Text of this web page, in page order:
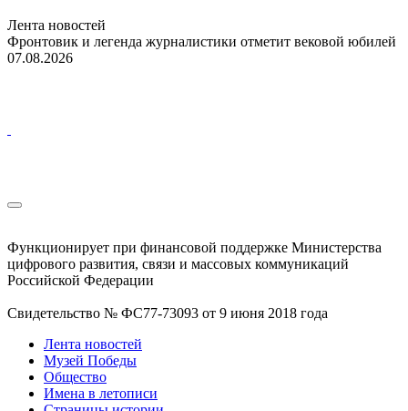
Лента новостей
Фронтовик и легенда журналистики отметит вековой юбилей
07.08.2026
Функционирует при финансовой поддержке Министерства
цифрового развития, связи и массовых коммуникаций
Российской Федерации
Свидетельство № ФС77-73093 от 9 июня 2018 года
Лента новостей
Музей Победы
Общество
Имена в летописи